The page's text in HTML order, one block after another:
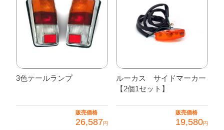
3色テールランプ
販売価格
26,587円
ルーカス サイドマーカー
【2個1セット】
販売価格
19,580円